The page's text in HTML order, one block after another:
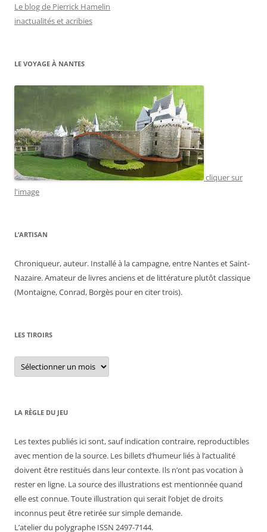
Le blog de Pierrick Hamelin
inactualités et acribies
LE VOYAGE À NANTES
cliquer sur
l'image
L’ARTISAN
Chroniqueur, auteur. Installé à la campagne, entre Nantes et Saint-
Nazaire. Amateur de livres anciens et de littérature plutôt classique
(Montaigne, Conrad, Borgès pour en citer trois).
LES TIROIRS
Les
tiroirs
LA RÈGLE DU JEU
Les textes publiés ici sont, sauf indication contraire, reproductibles
avec mention de la source. Les billets d’humeur liés à l’actualité
doivent être restitués dans leur contexte. Ils n’ont pas vocation à
rester en ligne. La source des illustrations est mentionnée quand
elle est connue. Toute illustration qui serait l’objet de droits
inconnus peut être retirée sur simple demande.
L’atelier du polygraphe ISSN 2497-7144.